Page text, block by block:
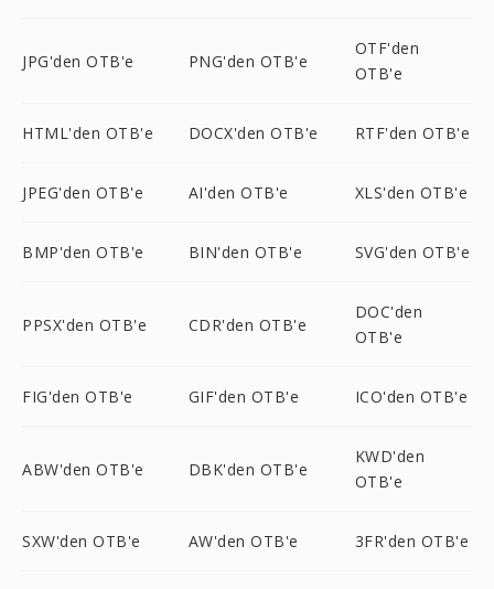
JPG'den OTB'e PNG'den OTB'e
OTF'den
OTB'e
HTML'den OTB'e DOCX'den OTB'e RTF'den OTB'e
JPEG'den OTB'e AI'den OTB'e XLS'den OTB'e
BMP'den OTB'e BIN'den OTB'e SVG'den OTB'e
PPSX'den OTB'e CDR'den OTB'e
DOC'den
OTB'e
FIG'den OTB'e GIF'den OTB'e ICO'den OTB'e
ABW'den OTB'e DBK'den OTB'e
KWD'den
OTB'e
SXW'den OTB'e AW'den OTB'e 3FR'den OTB'e